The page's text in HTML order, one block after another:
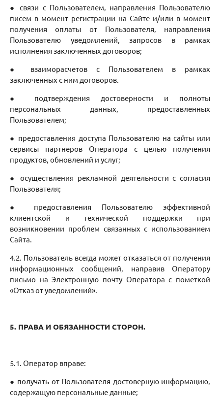
● связи с Пользователем, направления Пользователю
писем в момент регистрации на Сайте и/или в момент
получения оплаты от Пользователя, направления
Пользователю уведомлений, запросов в рамках
исполнения заключенных договоров;
● взаиморасчетов с Пользователем в рамках
заключенных с ним договоров.
● подтверждения достоверности и полноты
персональных данных, предоставленных
Пользователем;
● предоставления доступа Пользователю на сайты или
сервисы партнеров Оператора с целью получения
продуктов, обновлений и услуг;
● осуществления рекламной деятельности с согласия
Пользователя;
● предоставления Пользователю эффективной
клиентской и технической поддержки при
возникновении проблем связанных с использованием
Сайта.
4.2. Пользователь всегда может отказаться от получения
информационных сообщений, направив Оператору
письмо на Электронную почту Оператора с пометкой
«Отказ от уведомлений».
5. ПРАВА И ОБЯЗАННОСТИ СТОРОН.
5.1. Оператор вправе:
● получать от Пользователя достоверную информацию,
содержащую персональные данные;